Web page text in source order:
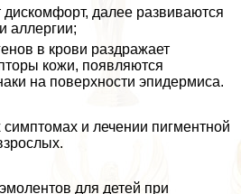
далее развиваются
аллергии;
в крови раздражает
кожи, появляются
на поверхности эпидермиса.
и лечении пигментной
для детей при